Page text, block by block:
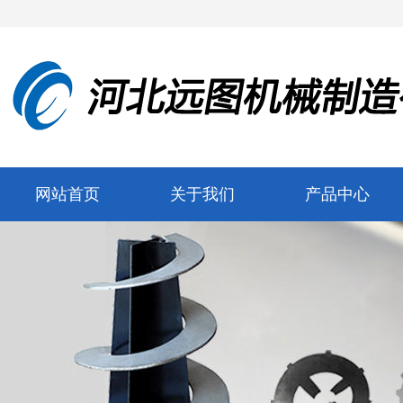
网站首页 关于我们 产品中心